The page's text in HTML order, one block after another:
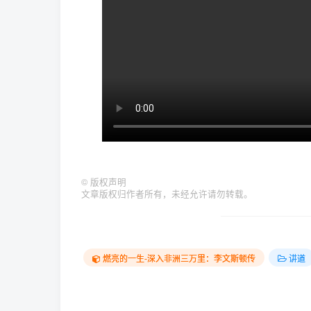
© 版权声明
文章版权归作者所有，未经允许请勿转载。
燃亮的一生-深入非洲三万里：李文斯顿传 讲道